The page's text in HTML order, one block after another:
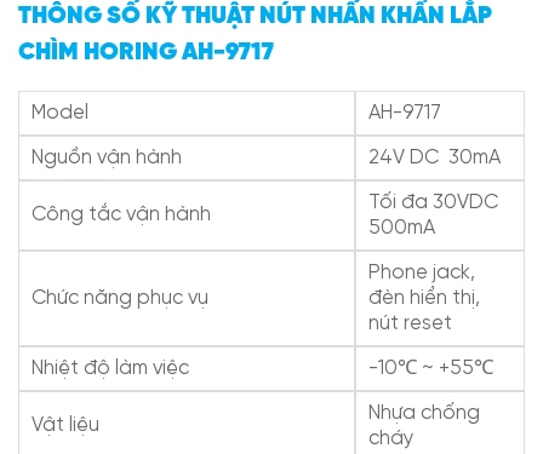
THÔNG SỐ KỸ THUẬT NÚT NHẤN KHẨN LẮP
CHÌM HORING AH-9717
Model AH-9717
Nguồn vận hành 24V DC 30mA
Công tắc vận hành
Tối đa 30VDC
500mA
Chức năng phục vụ
Phone jack,
đèn hiển thị,
nút reset
Nhiệt độ làm việc -10℃ ~ +55℃
Vật liệu
Nhựa chống
cháy